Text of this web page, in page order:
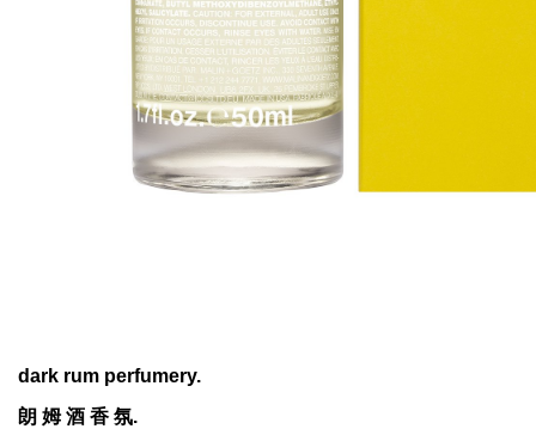
dark rum perfumery.
朗 姆 酒 香 氛.